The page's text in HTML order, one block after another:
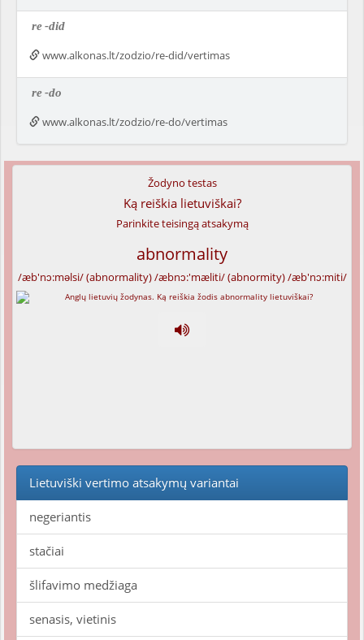
re-did
www.alkonas.lt/zodzio/re-did/vertimas
re-do
www.alkonas.lt/zodzio/re-do/vertimas
Žodyno testas
Ką reiškia lietuviškai?
Parinkite teisingą atsakymą
abnormality
/æb'nɔ:məlsi/ (abnormality) /æbnɔ:'mæliti/ (abnormity) /æb'nɔ:miti/
Lietuviški vertimo atsakymų variantai
negeriantis
stačiai
šlifavimo medžiaga
senasis, vietinis